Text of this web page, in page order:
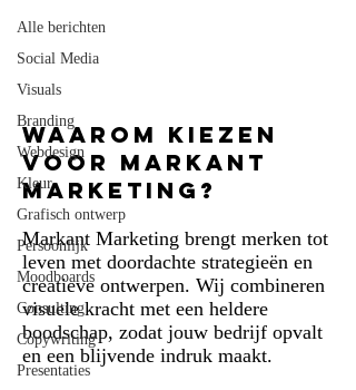
Alle berichten
Social Media
Visuals
Branding
Webdesign
Kleur
Grafisch ontwerp
Persoonlijk
Moodboards
Consulting
Copywriting
Presentaties
Waarom kiezen
voor Markant
Marketing?
Markant Marketing brengt merken tot
leven met doordachte strategieën en
creatieve ontwerpen. Wij combineren
visuele kracht met een heldere
boodschap, zodat jouw bedrijf opvalt
en een blijvende indruk maakt.